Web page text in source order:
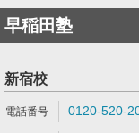
早稲田塾
新宿校
0120-520-